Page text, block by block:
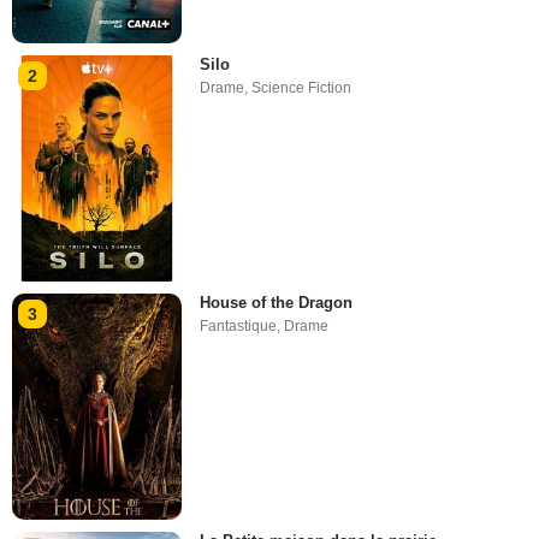
2
Silo
Drame,Science Fiction
3
House of the Dragon
Fantastique, Drame